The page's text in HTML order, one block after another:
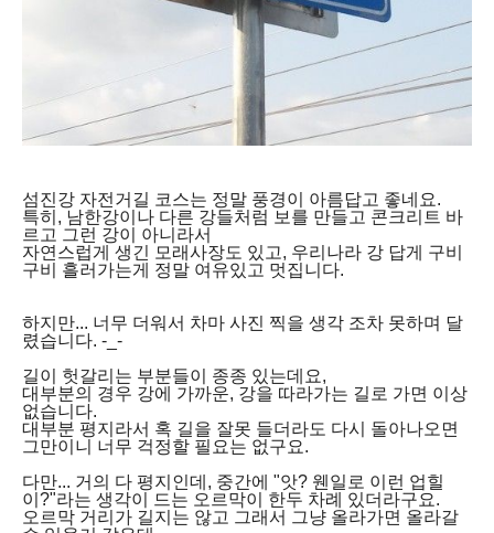
섬진강 자전거길 코스는 정말 풍경이 아름답고 좋네요.
특히, 남한강이나 다른 강들처럼 보를 만들고 콘크리트 바
르고 그런 강이 아니라서
자연스럽게 생긴 모래사장도 있고, 우리나라 강 답게 구비
구비 흘러가는게 정말 여유있고 멋집니다.
하지만... 너무 더워서 차마 사진 찍을 생각 조차 못하며 달
렸습니다. -_-
길이 헛갈리는 부분들이 종종 있는데요,
대부분의 경우 강에 가까운, 강을 따라가는 길로 가면 이상
없습니다.
대부분 평지라서 혹 길을 잘못 들더라도 다시 돌아나오면
그만이니 너무 걱정할 필요는 없구요.
다만... 거의 다 평지인데, 중간에 "앗? 웬일로 이런 업힐
이?"라는 생각이 드는 오르막이 한두 차례 있더라구요.
오르막 거리가 길지는 않고 그래서 그냥 올라가면 올라갈